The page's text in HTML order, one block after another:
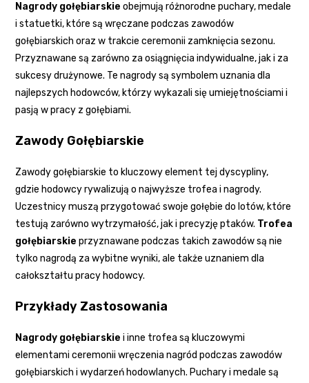
Nagrody gołębiarskie obejmują różnorodne puchary, medale
i statuetki, które są wręczane podczas zawodów
gołębiarskich oraz w trakcie ceremonii zamknięcia sezonu.
Przyznawane są zarówno za osiągnięcia indywidualne, jak i za
sukcesy drużynowe. Te nagrody są symbolem uznania dla
najlepszych hodowców, którzy wykazali się umiejętnościami i
pasją w pracy z gołębiami.
Zawody Gołębiarskie
Zawody gołębiarskie to kluczowy element tej dyscypliny,
gdzie hodowcy rywalizują o najwyższe trofea i nagrody.
Uczestnicy muszą przygotować swoje gołębie do lotów, które
testują zarówno wytrzymałość, jak i precyzję ptaków. Trofea
gołębiarskie przyznawane podczas takich zawodów są nie
tylko nagrodą za wybitne wyniki, ale także uznaniem dla
całokształtu pracy hodowcy.
Przykłady Zastosowania
Nagrody gołębiarskie i inne trofea są kluczowymi
elementami ceremonii wręczenia nagród podczas zawodów
gołębiarskich i wydarzeń hodowlanych. Puchary i medale są